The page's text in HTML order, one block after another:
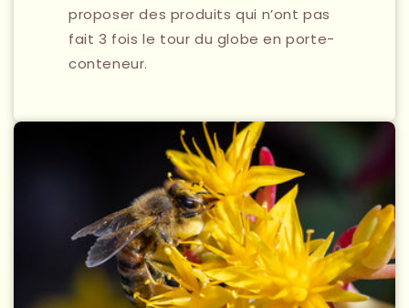
proposer des produits qui n’ont pas
fait 3 fois le tour du globe en porte-
conteneur.